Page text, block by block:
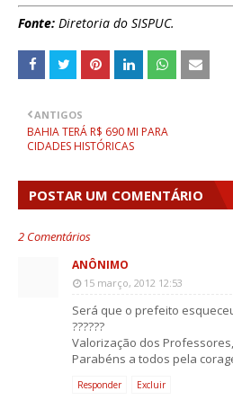
Fonte: Diretoria do SISPUC.
ANTIGOS
BAHIA TERÁ R$ 690 MI PARA
CIDADES HISTÓRICAS
POSTAR UM COMENTÁRIO
2 Comentários
ANÔNIMO
15 março, 2012 12:53
Será que o prefeito
??????
Valorização dos
Parabéns a todos pela
Responder Excluir